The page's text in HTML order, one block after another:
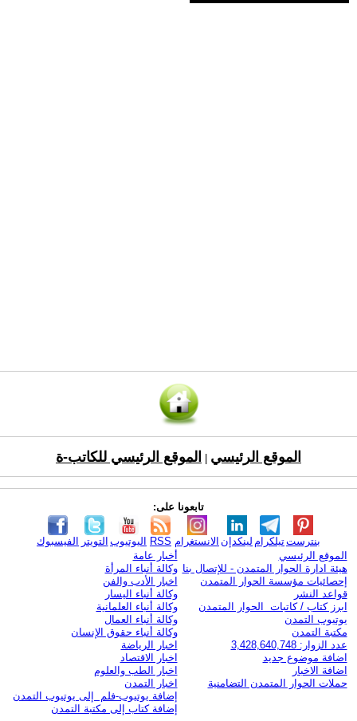
الموقع الرئيسي الموقع الرئيسي للكاتب-ة
تابعونا على:
الفيسبوك التويتر اليوتيوب RSS الانستغرام لينكدإن تيلكرامبنترست
الموقع الرئيسي
هيئة ادارة الحوار المتمدن - للإتصال بنا
إحصائيات مؤسسة الحوار المتمدن
قواعد النشر
ابرز كتاب / كاتبات الحوار المتمدن
يوتيوب التمدن
مكتبة التمدن
عدد الزوار: 3,428,640,748
اضافة موضوع جديد
اضافة الاخبار
حملات الحوار المتمدن التضامنية
أخبار عامة
وكالة أنباء المرأة
اخبار الأدب والفن
وكالة أنباء اليسار
وكالة أنباء العلمانية
وكالة أنباء العمال
وكالة أنباء حقوق الإنسان
اخبار الرياضة
اخبار الاقتصاد
اخبار الطب والعلوم
اخبار التمدن
إضافة يوتيوب-فلم إلى يوتيوب التمدن
إضافة كتاب إلى مكتبة التمدن